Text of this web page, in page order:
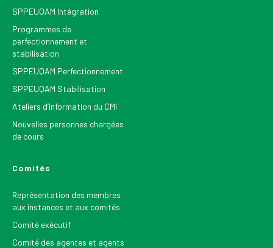
SPPEUQAM Intégration
Programmes de
perfectionnement et
stabilisation
SPPEUQAM Perfectionnement
SPPEUQAM Stabilisation
Ateliers d’information du CMI
Nouvelles personnes chargées
de cours
Comités
Représentation des membres
aux instances et aux comités
Comité exécutif
Comité des agentes et agents